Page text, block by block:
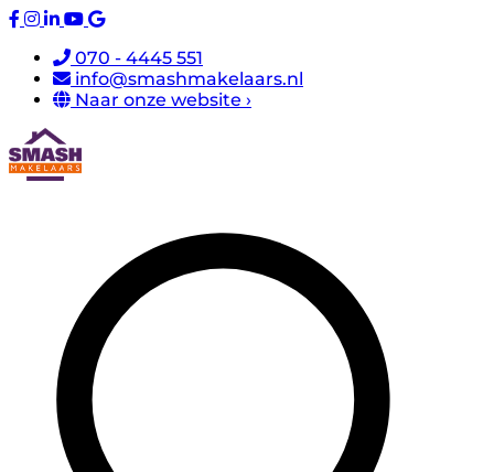
070 - 4445 551
info@smashmakelaars.nl
Naar onze website ›